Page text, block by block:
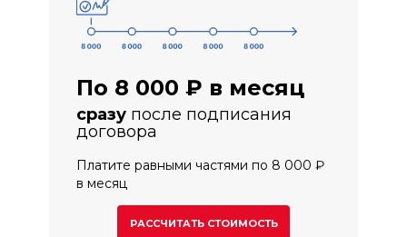
РАССЧИТАТЬ СТОИМОСТЬ
Платите равными частями по 8 000 ₽
в месяц
сразу после подписания
договора
По 8 000 ₽ в месяц